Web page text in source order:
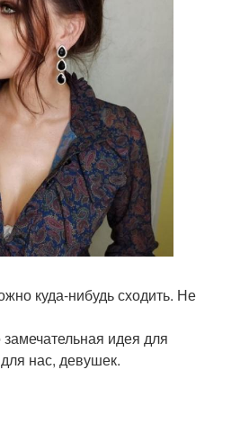
куда-нибудь сходить. Не
идея для
нас, девушек.